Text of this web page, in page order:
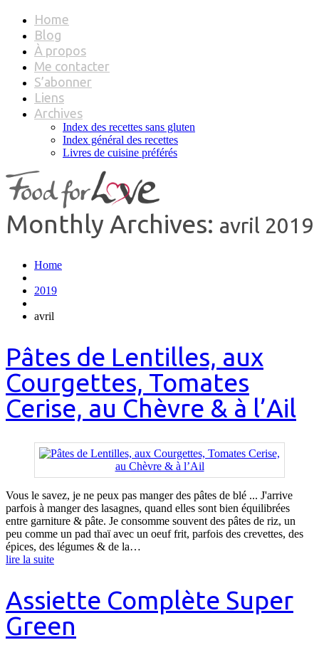
Home
Blog
À propos
Me contacter
S’abonner
Liens
Archives
Index des recettes sans gluten
Index général des recettes
Livres de cuisine préférés
Monthly Archives: avril 2019
Home
2019
avril
Pâtes de Lentilles, aux
Courgettes, Tomates
Cerise, au Chèvre & à l’Ail
Vous le savez, je ne peux pas manger des pâtes de blé ... J'arrive
parfois à manger des lasagnes, quand elles sont bien équilibrées
entre garniture & pâte. Je consomme souvent des pâtes de riz, un
peu comme un pad thaï avec un oeuf frit, parfois des crevettes, des
épices, des légumes & de la…
lire la suite
Assiette Complète Super
Green